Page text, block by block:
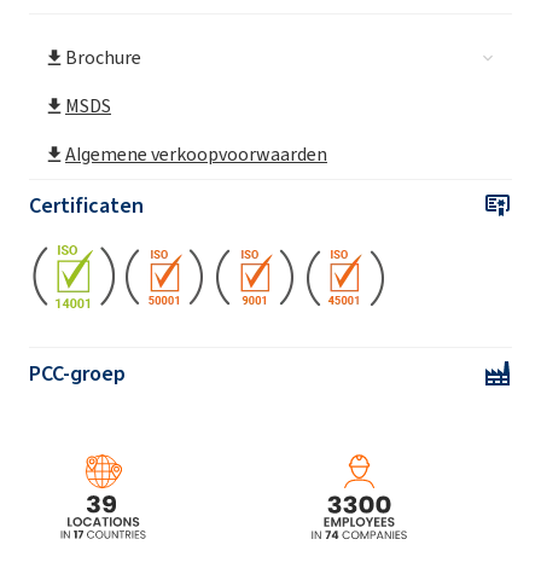
Brochure
MSDS
Algemene verkoopvoorwaarden
Certificaten
PCC-groep
EXOfos-139 (fosforester)
EXOfos-133 (Tridecyletherfosfaat)
EXOfos-264 (fosforester)
EXOfos-E (fosforzuurester)
EXOfos®PA-080S (fosforester)